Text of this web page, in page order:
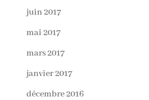
juin 2017
mai 2017
mars 2017
janvier 2017
décembre 2016